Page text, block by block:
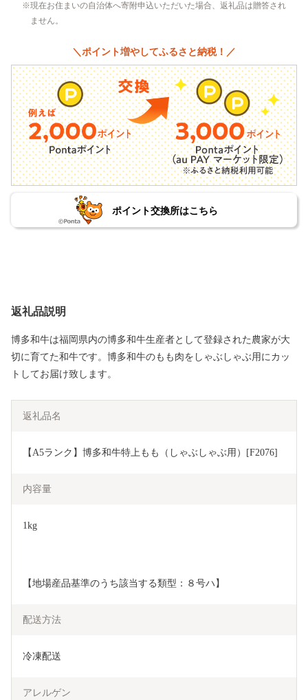
現在お住まいの自治体へ寄附申込いただいた場合、返礼品は贈答され
ません。
＼ポイント増やしてふるさと納税！／
ポイント交換所はこちら
返礼品説明
博多和牛は福岡県内の博多和牛生産者として登録された農家が大
切に育てた和牛です。博多和牛のもも肉をしゃぶしゃぶ用にカッ
トしてお届け致します。
返礼品名
【A5ランク】博多和牛特上もも（しゃぶしゃぶ用）[F2076]
内容量
1kg
【地場産品基準のうち該当する類型：８号ハ】
配送方法
冷凍配送
アレルゲン